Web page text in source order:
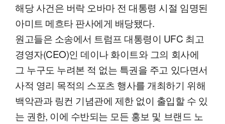
해당 사건은 버락 오바마 전 대통령 시절 임명된
아미트 메흐타 판사에게 배당됐다.
원고들은 소송에서 트럼프 대통령이 UFC 최고
경영자(CEO)인 데이나 화이트와 그의 회사에
그 누구도 누려본 적 없는 특권을 주고 있다면서
사적 영리 목적의 스포츠 행사를 개최하기 위해
백악관과 링컨 기념관에 제한 없이 출입할 수 있
는 권한, 이에 수반되는 모든 홍보 및 브랜드 노